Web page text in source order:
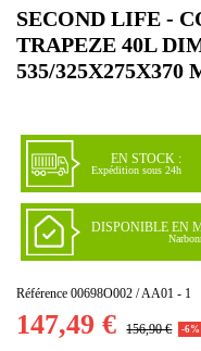
SECOND LIFE -
TRAPEZE 40L
535/325X275X370
EN STOCK :
Expédition sous 24h
DISPONIBLE EN
Référence 00698O002 / AA01 - 1
147,49 € 156,90 € -6%